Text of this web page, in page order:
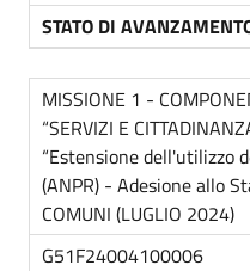
STATO DI
MISSIONE 1 -
“SERVIZI E
“Estensione dell'utilizzo
(ANPR) - Adesione allo
COMUNI (LUGLIO 2024)
G51F24004100006